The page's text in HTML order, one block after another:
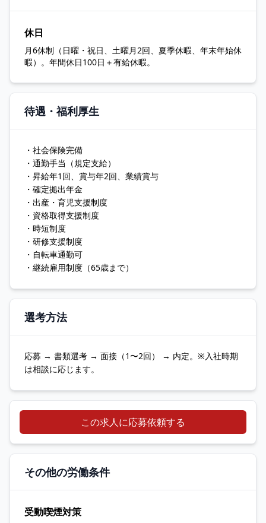
休日
月6休制（日曜・祝日、土曜月2回、夏季休暇、年末年始休
暇）。年間休日100日＋有給休暇。
待遇・福利厚生
・社会保険完備
・通勤手当（規定支給）
・昇給年1回、賞与年2回、業績賞与
・確定拠出年金
・出産・育児支援制度
・資格取得支援制度
・時短制度
・研修支援制度
・自転車通勤可
・継続雇用制度（65歳まで）
選考方法
応募 → 書類選考 → 面接（1〜2回） → 内定。※入社時期
は相談に応じます。
この求人に応募依頼する
その他の労働条件
受動喫煙対策